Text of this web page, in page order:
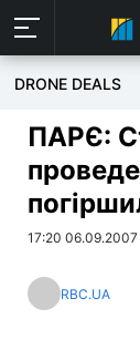
DRONE DEALS
ПАРЄ:
17:20
RBC.UA